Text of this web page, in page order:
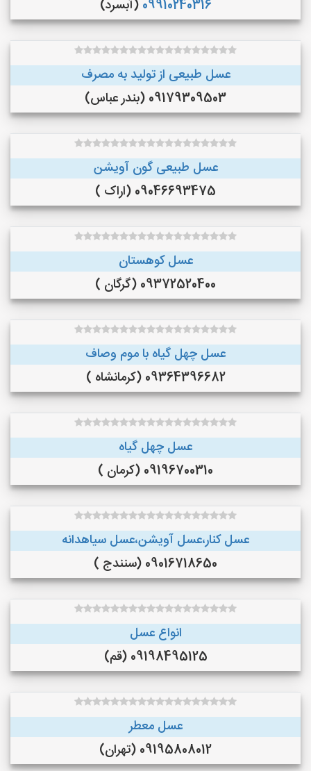
09910240316 (آبسرد)
عسل طبیعی از تولید به مصرف
09179309503 (بندر عباس)
عسل طبیعی گون آویشن
09046693475 (اراک )
عسل کوهستان
09372520400 (گرگان )
عسل چهل گیاه با موم وصاف
09364396682 (کرمانشاه )
عسل چهل گیاه
09196700310 (کرمان )
عسل کنار،عسل آویشن،عسل سیاهدانه
09016718650 (سنندج )
انواع عسل
09198495125 (قم)
عسل معطر
09195808012 (تهران)